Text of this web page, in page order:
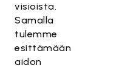
visioista.
Samalla
tulemme
esittämään
aidon